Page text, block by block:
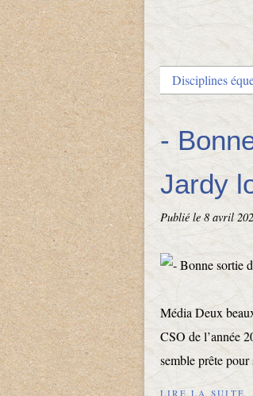
Disciplines
-
Jardy
Publié le 8 avril
Média Deux
CSO de l’année
semble prête pour
LIRE LA SUITE